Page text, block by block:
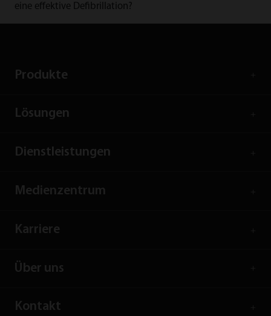
eine effektive Defibrillation?
Produkte
Lösungen
Dienstleistungen
Medienzentrum
Karriere
Über uns
Kontakt